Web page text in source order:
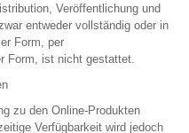
Veröffentlichung und
entweder vollständig oder in
Form, per
Form, ist nicht gestattet.
zu den Online-Produkten
Verfügbarkeit wird jedoch